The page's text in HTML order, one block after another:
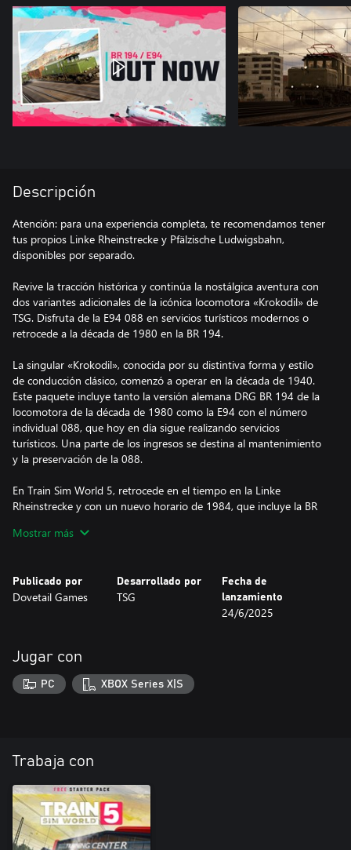
Descripción
Atención: para una experiencia completa, te recomendamos tener
tus propios Linke Rheinstrecke y Pfälzische Ludwigsbahn,
disponibles por separado.
Revive la tracción histórica y continúa la nostálgica aventura con
dos variantes adicionales de la icónica locomotora «Krokodil» de
TSG. Disfruta de la E94 088 en servicios turísticos modernos o
retrocede a la década de 1980 en la BR 194.
La singular «Krokodil», conocida por su distintiva forma y estilo
de conducción clásico, comenzó a operar en la década de 1940.
Este paquete incluye tanto la versión alemana DRG BR 194 de la
locomotora de la década de 1980 como la E94 con el número
individual 088, que hoy en día sigue realizando servicios
turísticos. Una parte de los ingresos se destina al mantenimiento
y la preservación de la 088.
En Train Sim World 5, retrocede en el tiempo en la Linke
Rheinstrecke y con un nuevo horario de 1984, que incluye la BR
moderna a través de la Pfälzische Ludwigsbahn con la E94 088,
(Recorrido Libre).
Mostrar más
Publicado por
Dovetail Games
Desarrollado por
TSG
Fecha de
lanzamiento
24/6/2025
Jugar con
PC XBOX Series X|S
Trabaja con